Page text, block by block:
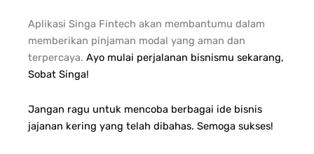
Aplikasi Singa Fintech akan membantumu dalam
memberikan pinjaman modal yang aman dan
terpercaya. Ayo mulai perjalanan bisnismu sekarang,
Sobat Singa!
Jangan ragu untuk mencoba berbagai ide bisnis
jajanan kering yang telah dibahas. Semoga sukses!